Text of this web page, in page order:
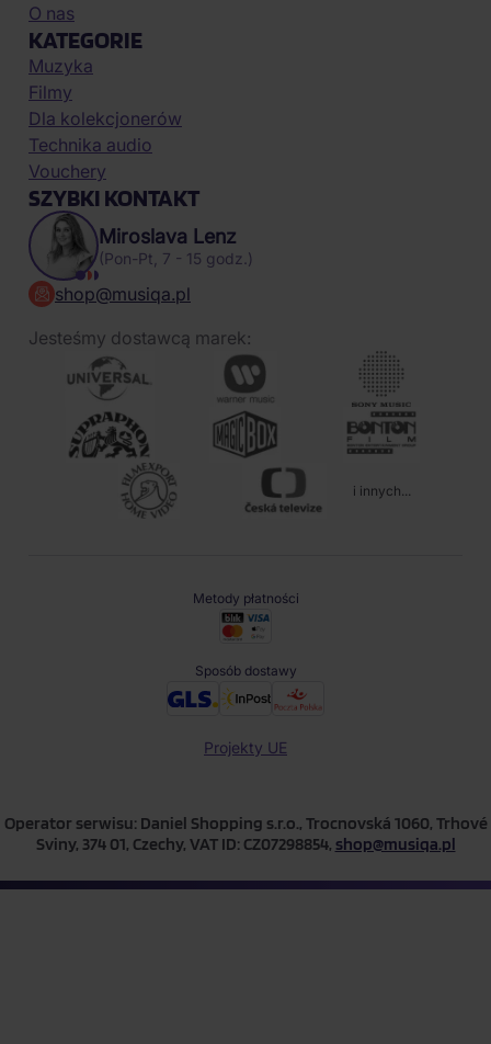
O nas
KATEGORIE
Muzyka
Filmy
Dla kolekcjonerów
Technika audio
Vouchery
SZYBKI KONTAKT
Miroslava Lenz
(Pon-Pt, 7 - 15 godz.)
shop@musiqa.pl
Jesteśmy dostawcą marek:
i innych...
Metody płatności
Sposób dostawy
Projekty UE
Operator serwisu: Daniel Shopping s.r.o., Trocnovská 1060, Trhové
Sviny, 374 01, Czechy, VAT ID: CZ07298854, shop@musiqa.pl